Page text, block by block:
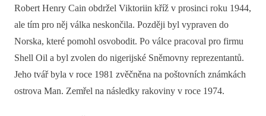
Robert Henry Cain obdržel Viktoriin kříž v prosinci roku 1944,
ale tím pro něj válka neskončila. Později byl vypraven do
Norska, které pomohl osvobodit. Po válce pracoval pro firmu
Shell Oil a byl zvolen do nigerijské Sněmovny reprezentantů.
Jeho tvář byla v roce 1981 zvěčněna na poštovních známkách
ostrova Man. Zemřel na následky rakoviny v roce 1974.